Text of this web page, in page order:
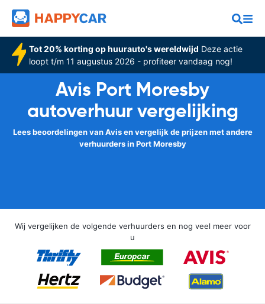
Tot 20% korting op huurauto's wereldwijd Deze actie
loopt t/m 11 augustus 2026 - profiteer vandaag nog!
Avis Port Moresby
autoverhuur vergelijking
Lees beoordelingen van Avis en vergelijk de prijzen met andere
verhuurders in Port Moresby
Wij vergelijken de volgende verhuurders en nog veel meer voor
u